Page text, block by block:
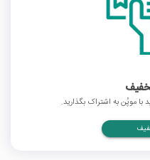
با موپُن به اشتراک بگذارید.